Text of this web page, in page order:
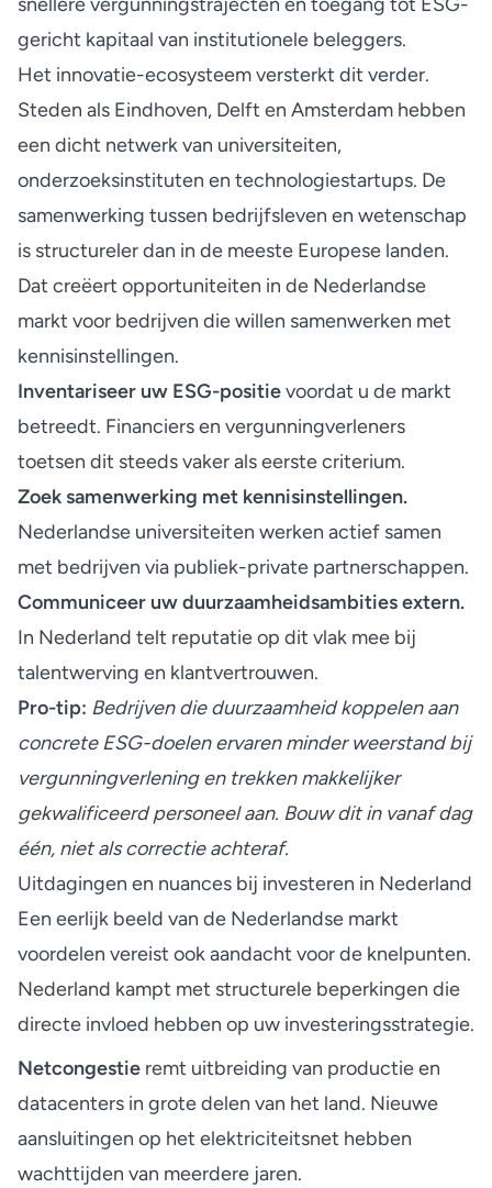
gericht kapitaal van institutionele beleggers.
Het innovatie-ecosysteem versterkt dit verder.
Steden als Eindhoven, Delft en Amsterdam hebben
een dicht netwerk van universiteiten,
onderzoeksinstituten en technologiestartups. De
samenwerking tussen bedrijfsleven en wetenschap
is structureler dan in de meeste Europese landen.
Dat creëert opportuniteiten in de Nederlandse
markt voor bedrijven die willen samenwerken met
kennisinstellingen.
Inventariseer uw ESG-positievoordat u de markt
betreedt. Financiers en vergunningverleners
toetsen dit steeds vaker als eerste criterium.
Zoek samenwerking met kennisinstellingen.
Nederlandse universiteiten werken actief samen
met bedrijven via publiek-private partnerschappen.
Communiceer uw duurzaamheidsambities extern.
In Nederland telt reputatie op dit vlak mee bij
talentwerving en klantvertrouwen.
Pro-tip: Bedrijven die duurzaamheid koppelen aan
concrete ESG-doelen ervaren minder weerstand bij
vergunningverlening en trekken makkelijker
gekwalificeerd personeel aan. Bouw dit in vanaf dag
één, niet als correctie achteraf.
Uitdagingen en nuances bij investeren in Nederland
Een eerlijk beeld van de Nederlandse markt
voordelen vereist ook aandacht voor de knelpunten.
Nederland kampt met structurele beperkingen die
directe invloed hebben op uw investeringsstrategie.
Netcongestie remt uitbreiding van productie en
datacenters in grote delen van het land. Nieuwe
aansluitingen op het elektriciteitsnet hebben
wachttijden van meerdere jaren.